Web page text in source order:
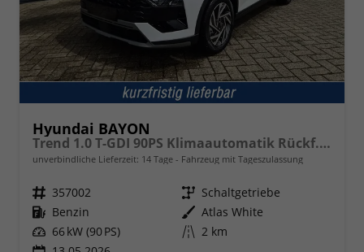
Hyundai BAYON
Trend 1.0 T-GDI 90PS Klimaautomatik Rückf.Kamera Parksensoren Sitzheizung Lenkradheizung Bluetooth Touchscreen Tempomat Apple CarPlay + Android Auto 16"LM
unverbindliche Lieferzeit: 14 Tage Fahrzeug mit Tageszulassung
Fahrzeugnr. 357002 Getriebe Schaltgetriebe
Kraftstoff Benzin Außenfarbe Atlas White
Leistung 66 kW (90 PS) Kilometerstand 2 km